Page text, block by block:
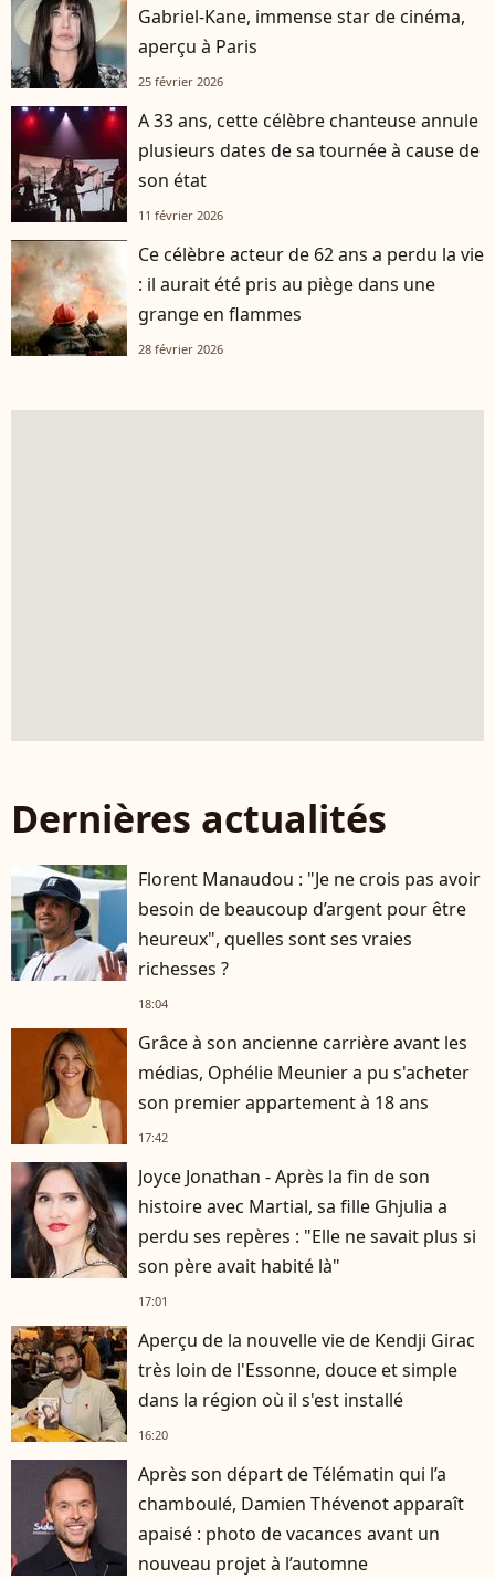
Gabriel-Kane, immense star de cinéma,
aperçu à Paris
25 février 2026
A 33 ans, cette célèbre chanteuse annule
plusieurs dates de sa tournée à cause de
son état
11 février 2026
Ce célèbre acteur de 62 ans a perdu la vie
: il aurait été pris au piège dans une
grange en flammes
28 février 2026
Dernières actualités
Florent Manaudou : "Je ne crois pas avoir
besoin de beaucoup d’argent pour être
heureux", quelles sont ses vraies
richesses ?
18:04
Grâce à son ancienne carrière avant les
médias, Ophélie Meunier a pu s'acheter
son premier appartement à 18 ans
17:42
Joyce Jonathan - Après la fin de son
histoire avec Martial, sa fille Ghjulia a
perdu ses repères : "Elle ne savait plus si
son père avait habité là"
17:01
Aperçu de la nouvelle vie de Kendji Girac
très loin de l'Essonne, douce et simple
dans la région où il s'est installé
16:20
Après son départ de Télématin qui l’a
chamboulé, Damien Thévenot apparaît
apaisé : photo de vacances avant un
nouveau projet à l’automne